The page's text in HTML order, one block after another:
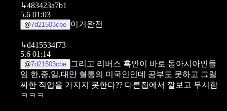
↳483423a7b1
5.6 01:03
@7d21503cbe 이거완전
↳d415534f73
5.6 01:14
@7d21503cbe
그리고 리버스 흑인이 바로 동아시아인들
임 한,중,일,대만 혈통의 미국인인데 공부도 못하고 그럴
싸한 직업을 가지지 못한다?? 다른집에서 깔보고 무시함
ㅋㅋㅋ